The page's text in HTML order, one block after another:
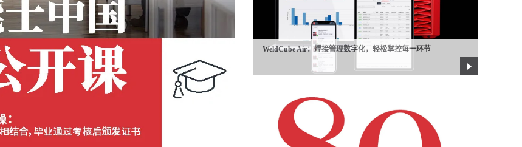
WeldCube Air：焊接管理数字化，轻松掌控每一环节